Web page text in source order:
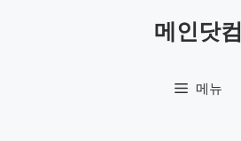
메인닷컴
메뉴